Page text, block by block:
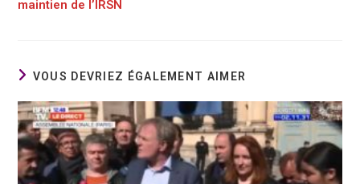
maintien de l’IRSN
VOUS DEVRIEZ ÉGALEMENT AIMER